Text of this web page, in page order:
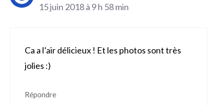
15 juin 2018 à 9 h 58 min
Ca a l’air délicieux ! Et les photos sont très
jolies :)
Répondre